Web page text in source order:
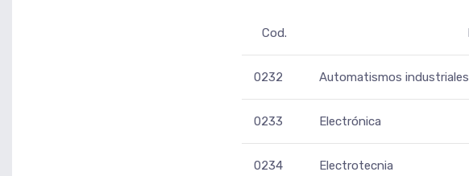
Cod.
0232 Automatismos industriales
0233 Electrónica
0234 Electrotecnia